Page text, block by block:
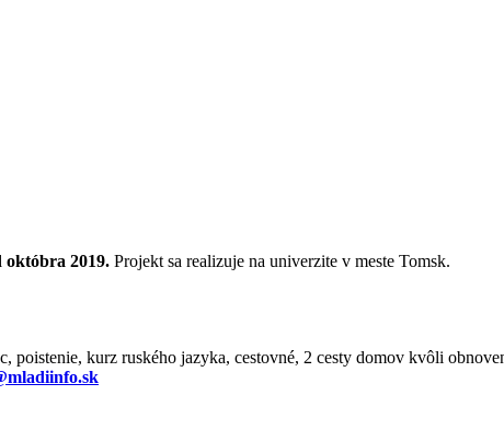
októbra 2019. Projekt sa realizuje na univerzite v meste Tomsk.
poistenie, kurz ruského jazyka, cestovné, 2 cesty domov kvôli